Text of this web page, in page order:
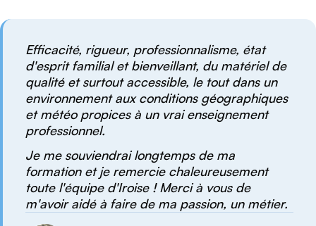
Efficacité, rigueur, professionnalisme, état
d'esprit familial et bienveillant, du matériel de
qualité et surtout accessible, le tout dans un
environnement aux conditions géographiques
et météo propices à un vrai enseignement
professionnel.
Je me souviendrai longtemps de ma
formation et je remercie chaleureusement
toute l'équipe d'Iroise ! Merci à vous de
m'avoir aidé à faire de ma passion, un métier.